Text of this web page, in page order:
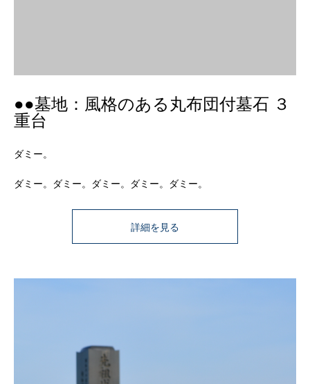
●●墓地：風格のある丸布団付墓石 ３
重台
ダミー。
ダミー。ダミー。ダミー。ダミー。ダミー。
詳細を見る